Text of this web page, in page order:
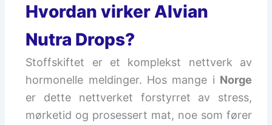
Hvordan virker Alvian
Nutra Drops?
Stoffskiftet er et komplekst nettverk av
hormonelle meldinger. Hos mange i Norge
er dette nettverket forstyrret av stress,
mørketid og prosessert mat, noe som fører